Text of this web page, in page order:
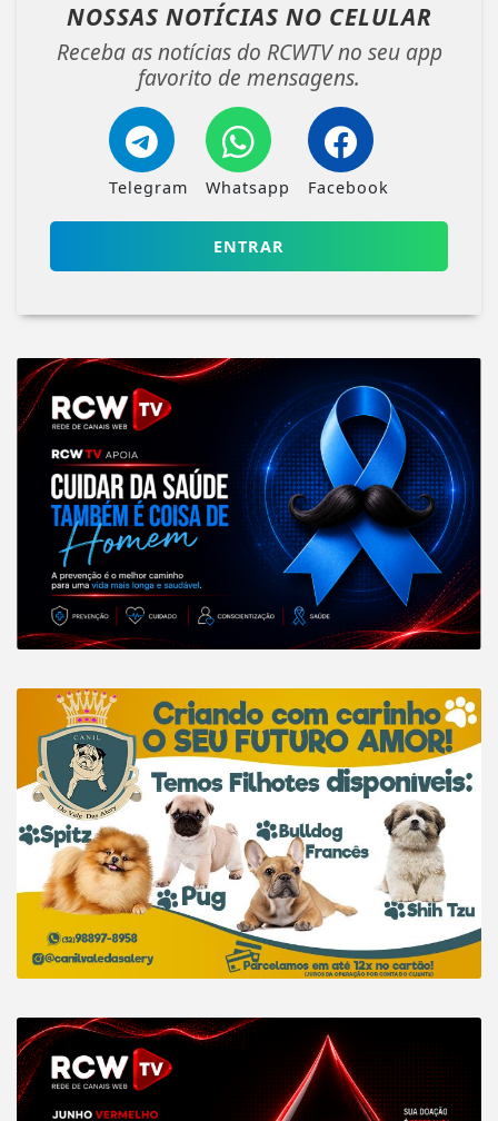
NOSSAS NOTÍCIAS NO CELULAR
Receba as notícias do RCWTV no seu app
favorito de mensagens.
Telegram Whatsapp Facebook
ENTRAR